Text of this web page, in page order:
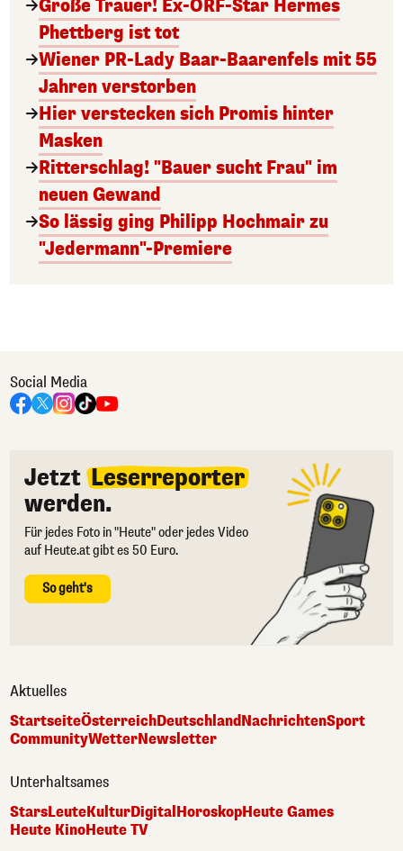
Große Trauer! Ex-ORF-Star Hermes
Phettberg ist tot
Wiener PR-Lady Baar-Baarenfels mit 55
Jahren verstorben
Hier verstecken sich Promis hinter
Masken
Ritterschlag! "Bauer sucht Frau" im
neuen Gewand
So lässig ging Philipp Hochmair zu
"Jedermann"-Premiere
Social Media
Jetzt Leserreporter
werden.
Für jedes Foto in "Heute" oder jedes Video
auf Heute.at gibt es 50 Euro.
So geht's
Aktuelles
StartseiteÖsterreichDeutschlandNachrichtenSport
CommunityWetterNewsletter
Unterhaltsames
StarsLeuteKulturDigital HoroskopHeute Games
Heute KinoHeute TV